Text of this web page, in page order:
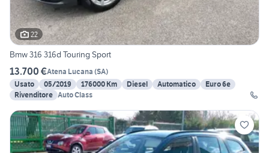
22
Bmw 316 316d Touring Sport
13.700 €Atena Lucana (SA)
Usato
05/2019 176000 Km Diesel Automatico
Euro 6e
Rivenditore Auto Class